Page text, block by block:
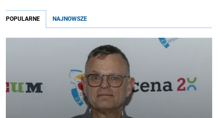
POPULARNE NAJNOWSZE